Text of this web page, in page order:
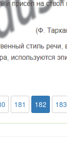
181 182 183